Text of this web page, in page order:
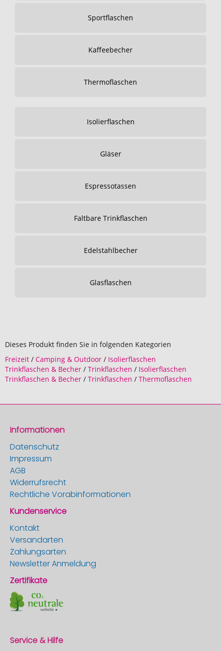
Sportflaschen
Kaffeebecher
Thermoflaschen
Isolierflaschen
Gläser
Espressotassen
Faltbare Trinkflaschen
Edelstahlbecher
Glasflaschen
Dieses Produkt finden Sie in folgenden Kategorien
Freizeit / Camping & Outdoor / Isolierflaschen
Trinkflaschen & Becher / Trinkflaschen / Isolierflaschen
Trinkflaschen & Becher / Trinkflaschen / Thermoflaschen
Informationen
Datenschutz
Impressum
AGB
Widerrufsrecht
Rechtliche Vorabinformationen
Kundenservice
Kontakt
Versandarten
Zahlungsarten
Newsletter Anmeldung
Zertifikate
Service & Hilfe